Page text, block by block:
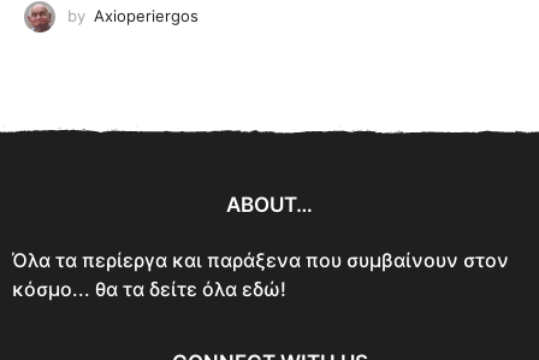
by Axioperiergos
ABOUT…
Όλα τα περίεργα και παράξενα που συμβαίνουν στον
κόσμο... θα τα δείτε όλα εδώ!